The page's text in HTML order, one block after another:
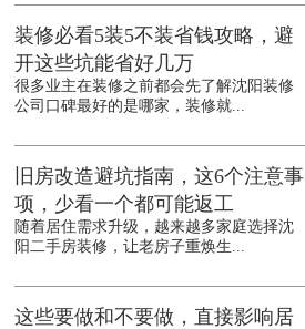
装修必看5装5不装省钱攻略，避
开这些坑能省好几万
很多业主在装修之前都会先了解沈阳装修
公司口碑最好的是哪家，装修就...
旧房改造避坑指南，这6个注意事
项，少看一个都可能返工
随着居住需求升级，越来越多家庭选择沈
阳二手房装修，让老房子重焕生...
这些要做和不要做，直接影响居